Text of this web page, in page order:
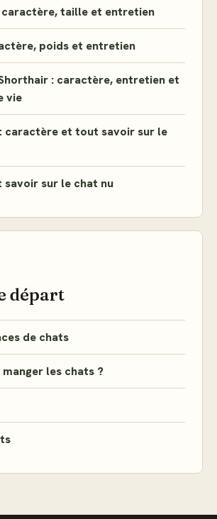
caractère, taille et entretien
poids et entretien
: caractère, entretien et
vie
caractère et tout savoir sur le
savoir sur le chat nu
départ
de chats
les chats ?